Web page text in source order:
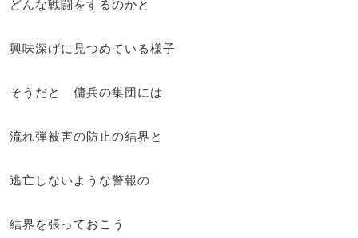
どんな戦闘をするのかと
興味深げに見つめている様子
そうだと 傭兵の集団には
流れ弾被害の防止の結界と
逃亡しないような警報の
結界を張っておこう